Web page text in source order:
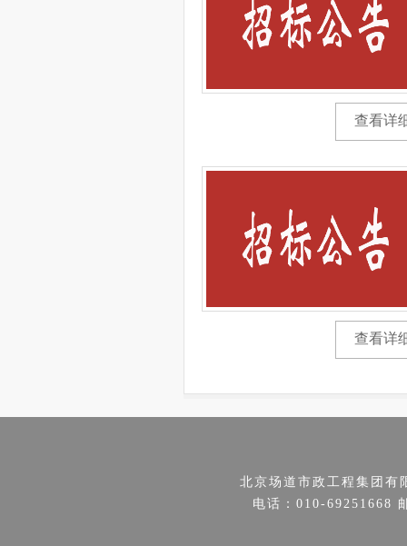
查看详
查看详
北京场道市政工程集团有
电话：010-69251668